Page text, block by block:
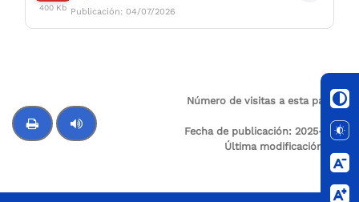
400 Kb Publicación: 04/07/2026
Número de visitas a esta página:
Fecha de publicación: 2025-12-21
Última modificación: